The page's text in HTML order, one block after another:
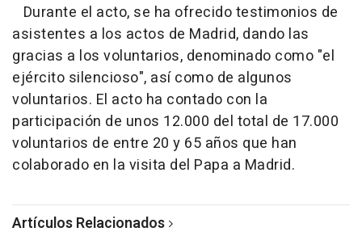
Durante el acto, se ha ofrecido testimonios de
asistentes a los actos de Madrid, dando las
gracias a los voluntarios, denominado como "el
ejército silencioso", así como de algunos
voluntarios. El acto ha contado con la
participación de unos 12.000 del total de 17.000
voluntarios de entre 20 y 65 años que han
colaborado en la visita del Papa a Madrid.
Artículos Relacionados